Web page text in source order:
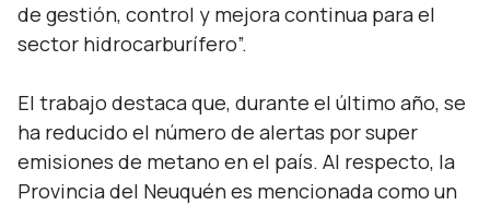
de gestión, control y mejora continua para el
sector hidrocarburífero”.
El trabajo destaca que, durante el último año, se
ha reducido el número de alertas por super
emisiones de metano en el país. Al respecto, la
Provincia del Neuquén es mencionada como un